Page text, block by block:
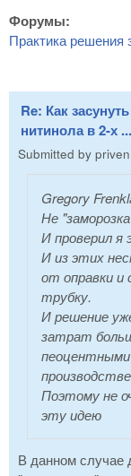
Форумы:
Практика решения
Re: Как
нитинола в 2-х ...
Submitted by priven
Gregory
Не
И проверил я
И из этих
от оправки и
трубку.
И решение
затрат
пеоцентными
Поэтому не
эту идею
В данном случае